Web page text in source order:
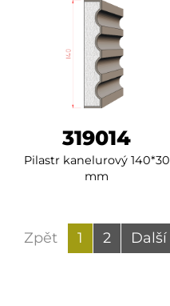
319014
Pilastr kanelurový 140*30
mm
Zpět 1 2 Další